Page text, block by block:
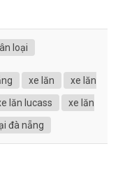
loại
xe lăn
xe lăn
lăn lucass
xe lăn
đà nẵng